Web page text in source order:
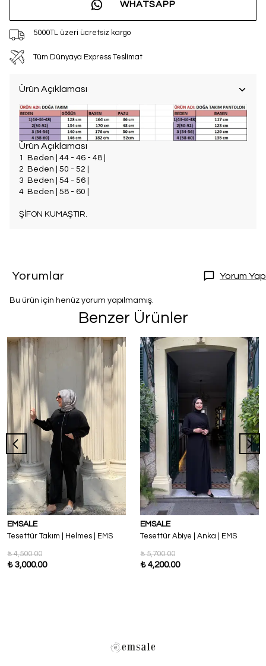
WHATSAPP
5000TL üzeri ücretsiz kargo
Tüm Dünyaya Express Teslimat
Ürün Açıklaması
Ürün Açıklaması
1 Beden | 44 - 46 - 48 |
2 Beden | 50 - 52 |
3 Beden | 54 - 56 |
4 Beden | 58 - 60 |
ŞİFON KUMAŞTIR.
Yorumlar Yorum Yap
Bu ürün için henüz yorum yapılmamış.
Benzer Ürünler
EMSALE
Tesettür Takım | Helmes | EMS
₺ 4,500.00
₺ 3,000.00
EMSALE
Tesettür Abiye | Anka | EMS
₺ 5,700.00
₺ 4,200.00